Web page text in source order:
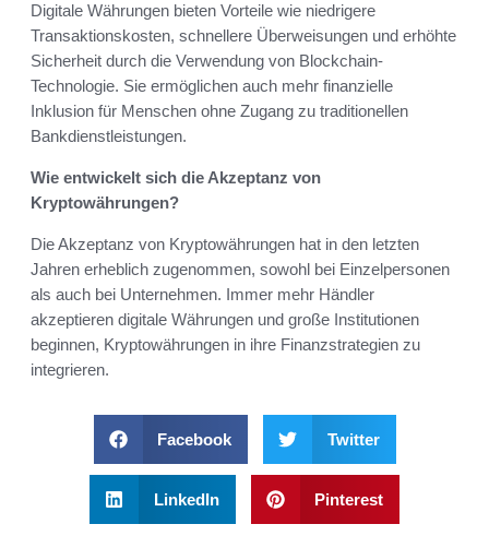
Digitale Währungen bieten Vorteile wie niedrigere
Transaktionskosten, schnellere Überweisungen und erhöhte
Sicherheit durch die Verwendung von Blockchain-
Technologie. Sie ermöglichen auch mehr finanzielle
Inklusion für Menschen ohne Zugang zu traditionellen
Bankdienstleistungen.
Wie entwickelt sich die Akzeptanz von
Kryptowährungen?
Die Akzeptanz von Kryptowährungen hat in den letzten
Jahren erheblich zugenommen, sowohl bei Einzelpersonen
als auch bei Unternehmen. Immer mehr Händler
akzeptieren digitale Währungen und große Institutionen
beginnen, Kryptowährungen in ihre Finanzstrategien zu
integrieren.
Facebook Twitter
LinkedIn Pinterest